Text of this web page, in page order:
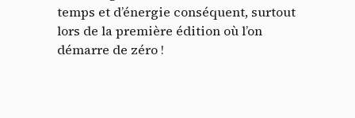
temps et d’énergie conséquent, surtout
lors de la première édition où l’on
démarre de zéro !